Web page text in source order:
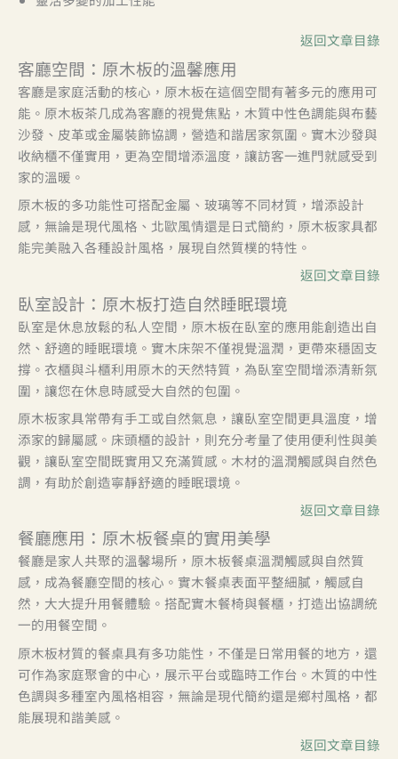
返回文章目錄
客廳空間：原木板的溫馨應用
客廳是家庭活動的核心，原木板在這個空間有著多元的應用可
能。原木板茶几成為客廳的視覺焦點，木質中性色調能與布藝
沙發、皮革或金屬裝飾協調，營造和諧居家氛圍。實木沙發與
收納櫃不僅實用，更為空間增添溫度，讓訪客一進門就感受到
家的溫暖。
原木板的多功能性可搭配金屬、玻璃等不同材質，增添設計
感，無論是現代風格、北歐風情還是日式簡約，原木板家具都
能完美融入各種設計風格，展現自然質樸的特性。
返回文章目錄
臥室設計：原木板打造自然睡眠環境
臥室是休息放鬆的私人空間，原木板在臥室的應用能創造出自
然、舒適的睡眠環境。實木床架不僅視覺溫潤，更帶來穩固支
撐。衣櫃與斗櫃利用原木的天然特質，為臥室空間增添清新氛
圍，讓您在休息時感受大自然的包圍。
原木板家具常帶有手工或自然氣息，讓臥室空間更具溫度，增
添家的歸屬感。床頭櫃的設計，則充分考量了使用便利性與美
觀，讓臥室空間既實用又充滿質感。木材的溫潤觸感與自然色
調，有助於創造寧靜舒適的睡眠環境。
返回文章目錄
餐廳應用：原木板餐桌的實用美學
餐廳是家人共聚的溫馨場所，原木板餐桌溫潤觸感與自然質
感，成為餐廳空間的核心。實木餐桌表面平整細膩，觸感自
然，大大提升用餐體驗。搭配實木餐椅與餐櫃，打造出協調統
一的用餐空間。
原木板材質的餐桌具有多功能性，不僅是日常用餐的地方，還
可作為家庭聚會的中心，展示平台或臨時工作台。木質的中性
色調與多種室內風格相容，無論是現代簡約還是鄉村風格，都
能展現和諧美感。
返回文章目錄